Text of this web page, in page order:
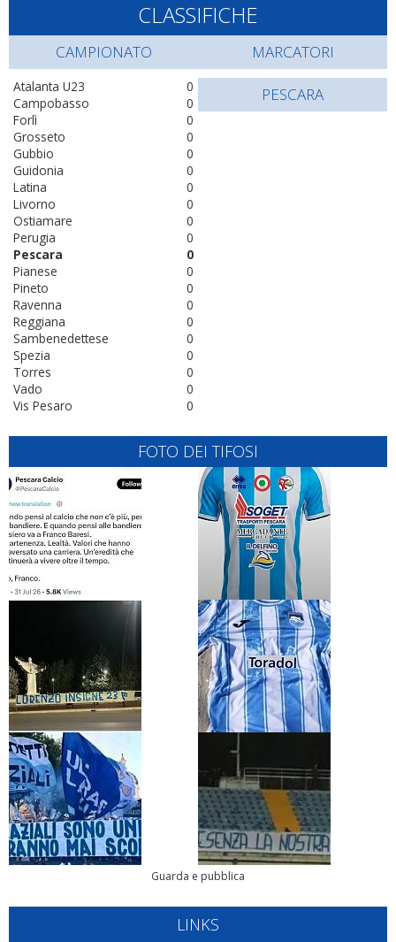
CLASSIFICHE
CAMPIONATO
0
Atalanta U23
0
Campobasso
0
Forlì
0
Grosseto
0
Gubbio
0
Guidonia
0
Latina
0
Livorno
0
Ostiamare
0
Perugia
0
Pescara
0
Pianese
0
Pineto
0
Ravenna
0
Reggiana
0
Sambenedettese
0
Spezia
0
Torres
0
Vado
0
Vis Pesaro
MARCATORI
PESCARA
FOTO DEI TIFOSI
Guarda e pubblica
LINKS